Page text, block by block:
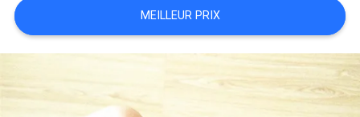
CONTACTER
MEILLEUR PRIX